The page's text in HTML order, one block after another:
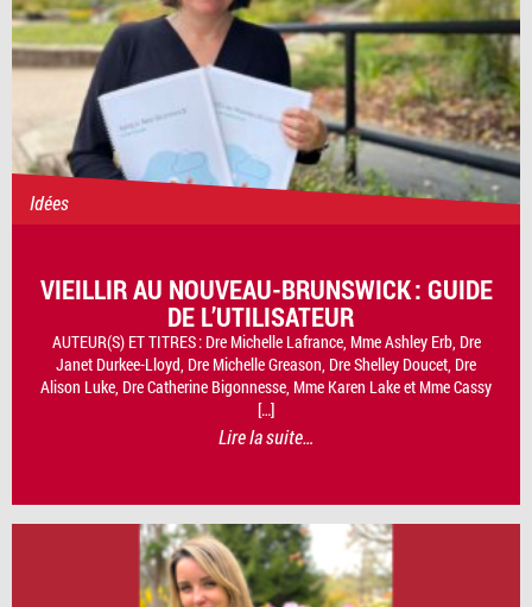
Idées
VIEILLIR AU NOUVEAU-BRUNSWICK : GUIDE
DE L’UTILISATEUR
AUTEUR(S) ET TITRES : Dre Michelle Lafrance, Mme Ashley Erb, Dre
Janet Durkee-Lloyd, Dre Michelle Greason, Dre Shelley Doucet, Dre
Alison Luke, Dre Catherine Bigonnesse, Mme Karen Lake et Mme Cassy
[…]
Lire la suite…